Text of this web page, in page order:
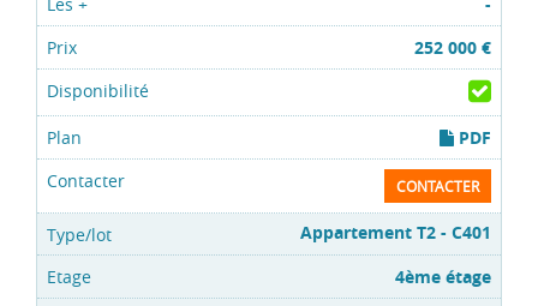
252 000 €
PDF
CONTACTER
Appartement T2 - C401
4ème étage